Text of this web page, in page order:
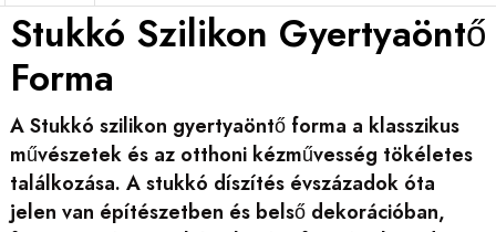
Stukkó Szilikon Gyertyaöntő
Forma
A Stukkó szilikon gyertyaöntő forma a klasszikus
művészetek és az otthoni kézművesség tökéletes
találkozása. A stukkó díszítés évszázadok óta
jelen van építészetben és belső dekorációban,